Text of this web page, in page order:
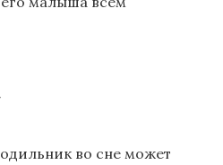
во сне может